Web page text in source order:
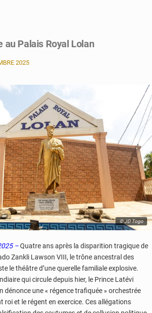
au Palais Royal Lolan
2025
© JD Togo
–Quatre ans après la disparition tragique de
Zankli Lawson VIII, le trône ancestral des
le théâtre d’une querelle familiale explosive.
qui circule depuis hier, le Prince Latévi
dénonce une « régence trafiquée » orchestrée
roi et le régent en exercice. Ces allégations